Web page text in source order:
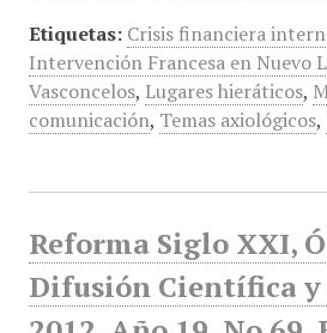
Etiquetas: Crisis financiera
Intervención Francesa en Nuevo
Vasconcelos, Lugares hieráticos,
comunicación, Temas axiológicos,
Reforma Siglo XXI,
Difusión Científica